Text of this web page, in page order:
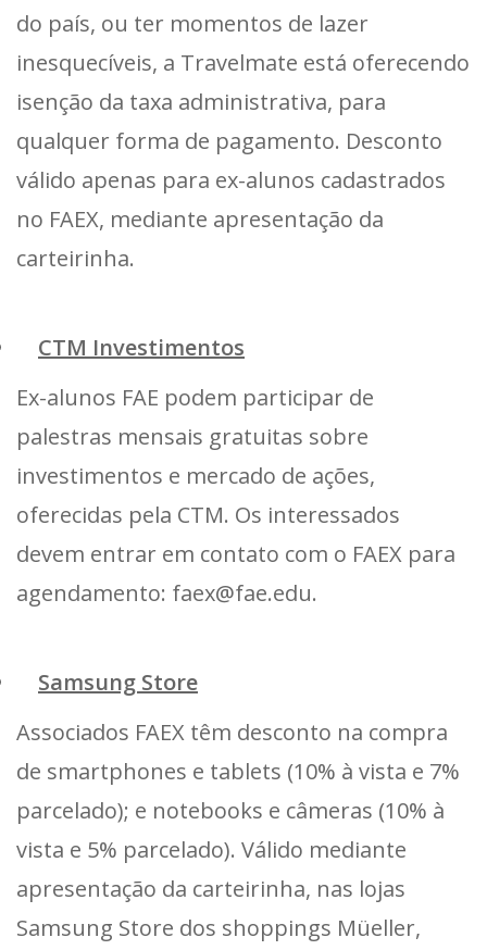
do país, ou ter momentos de lazer
inesquecíveis, a Travelmate está oferecendo
isenção da taxa administrativa, para
qualquer forma de pagamento. Desconto
válido apenas para ex-alunos cadastrados
no FAEX, mediante apresentação da
carteirinha.
CTM Investimentos
Ex-alunos FAE podem participar de
palestras mensais gratuitas sobre
investimentos e mercado de ações,
oferecidas pela CTM. Os interessados
devem entrar em contato com o FAEX para
agendamento: faex@fae.edu.
Samsung Store
Associados FAEX têm desconto na compra
de smartphones e tablets (10% à vista e 7%
parcelado); e notebooks e câmeras (10% à
vista e 5% parcelado). Válido mediante
apresentação da carteirinha, nas lojas
Samsung Store dos shoppings Müeller,